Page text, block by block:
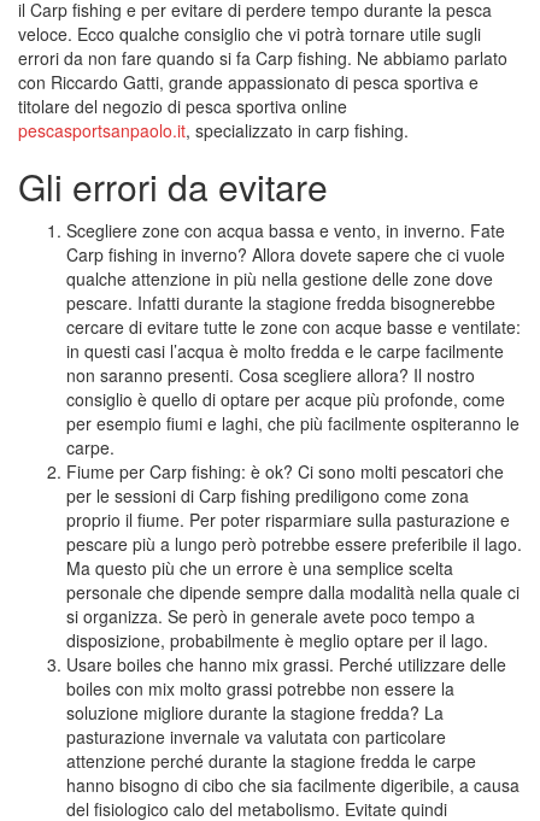
il Carp fishing e per evitare di perdere tempo durante la pesca
veloce. Ecco qualche consiglio che vi potrà tornare utile sugli
errori da non fare quando si fa Carp fishing. Ne abbiamo parlato
con Riccardo Gatti, grande appassionato di pesca sportiva e
titolare del negozio di pesca sportiva online
pescasportsanpaolo.it, specializzato in carp fishing.
Gli errori da evitare
Scegliere zone con acqua bassa e vento, in inverno. Fate
Carp fishing in inverno? Allora dovete sapere che ci vuole
qualche attenzione in più nella gestione delle zone dove
pescare. Infatti durante la stagione fredda bisognerebbe
cercare di evitare tutte le zone con acque basse e ventilate:
in questi casi l’acqua è molto fredda e le carpe facilmente
non saranno presenti. Cosa scegliere allora? Il nostro
consiglio è quello di optare per acque più profonde, come
per esempio fiumi e laghi, che più facilmente ospiteranno le
carpe.
Fiume per Carp fishing: è ok? Ci sono molti pescatori che
per le sessioni di Carp fishing prediligono come zona
proprio il fiume. Per poter risparmiare sulla pasturazione e
pescare più a lungo però potrebbe essere preferibile il lago.
Ma questo più che un errore è una semplice scelta
personale che dipende sempre dalla modalità nella quale ci
si organizza. Se però in generale avete poco tempo a
disposizione, probabilmente è meglio optare per il lago.
Usare boiles che hanno mix grassi. Perché utilizzare delle
boiles con mix molto grassi potrebbe non essere la
soluzione migliore durante la stagione fredda? La
pasturazione invernale va valutata con particolare
attenzione perché durante la stagione fredda le carpe
hanno bisogno di cibo che sia facilmente digeribile, a causa
del fisiologico calo del metabolismo. Evitate quindi